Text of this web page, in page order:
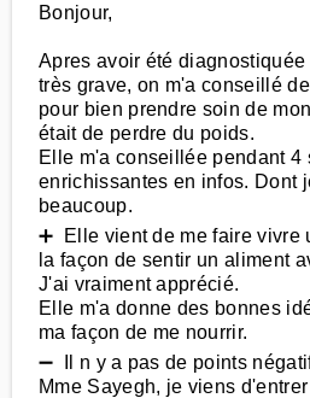
Bonjour,
Apres avoir été
très grave, on m'a conseillé
pour bien prendre soin de
était de perdre du poids.
Elle m'a conseillée pendant 4
enrichissantes en infos. Dont
beaucoup.
➕ Elle vient de me faire vivre
la façon de sentir un aliment
J'ai vraiment apprécié.
Elle m'a donne des bonnes
ma façon de me nourrir.
➖ Il n y a pas de points
Mme Sayegh, je viens